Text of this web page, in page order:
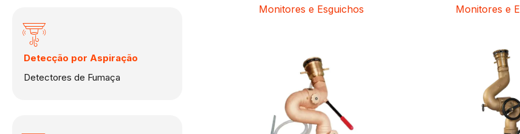
Detecção por Aspiração
Detectores de Fumaça
Monitores e Esguichos Monitores e